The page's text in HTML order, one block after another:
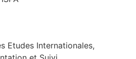
Etudes Internationales,